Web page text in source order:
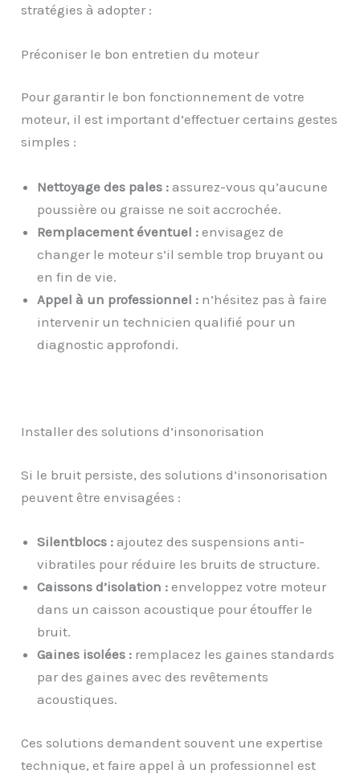
stratégies à adopter :
Préconiser le bon entretien du moteur
Pour garantir le bon fonctionnement de votre
moteur, il est important d’effectuer certains gestes
simples :
Nettoyage des pales : assurez-vous qu’aucune
poussière ou graisse ne soit accrochée.
Remplacement éventuel : envisagez de
changer le moteur s’il semble trop bruyant ou
en fin de vie.
Appel à un professionnel : n’hésitez pas à faire
intervenir un technicien qualifié pour un
diagnostic approfondi.
Installer des solutions d’insonorisation
Si le bruit persiste, des solutions d’insonorisation
peuvent être envisagées :
Silentblocs : ajoutez des suspensions anti-
vibratiles pour réduire les bruits de structure.
Caissons d’isolation : enveloppez votre moteur
dans un caisson acoustique pour étouffer le
bruit.
Gaines isolées : remplacez les gaines standards
par des gaines avec des revêtements
acoustiques.
Ces solutions demandent souvent une expertise
technique, et faire appel à un professionnel est